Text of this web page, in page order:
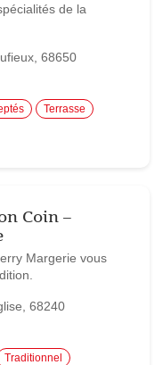
de la
68650
Terrasse
Coin –
Margerie vous
68240
Traditionnel